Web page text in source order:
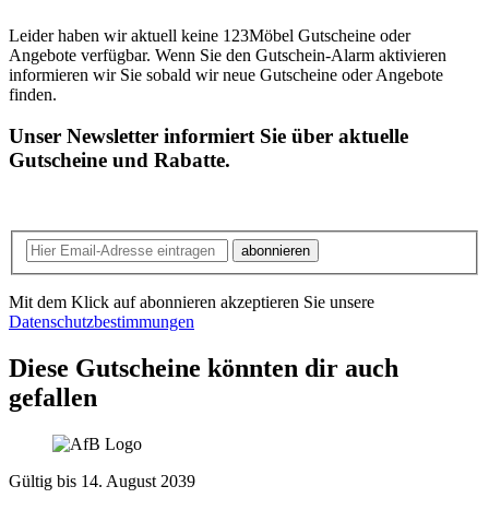
Leider haben wir aktuell keine 123Möbel Gutscheine oder
Angebote verfügbar. Wenn Sie den Gutschein-Alarm aktivieren
informieren wir Sie sobald wir neue Gutscheine oder Angebote
finden.
Unser Newsletter informiert Sie über aktuelle
Gutscheine und Rabatte.
abonnieren
Mit dem Klick auf abonnieren akzeptieren Sie unsere
Datenschutzbestimmungen
Diese Gutscheine könnten dir auch
gefallen
Gültig bis 14. August 2039